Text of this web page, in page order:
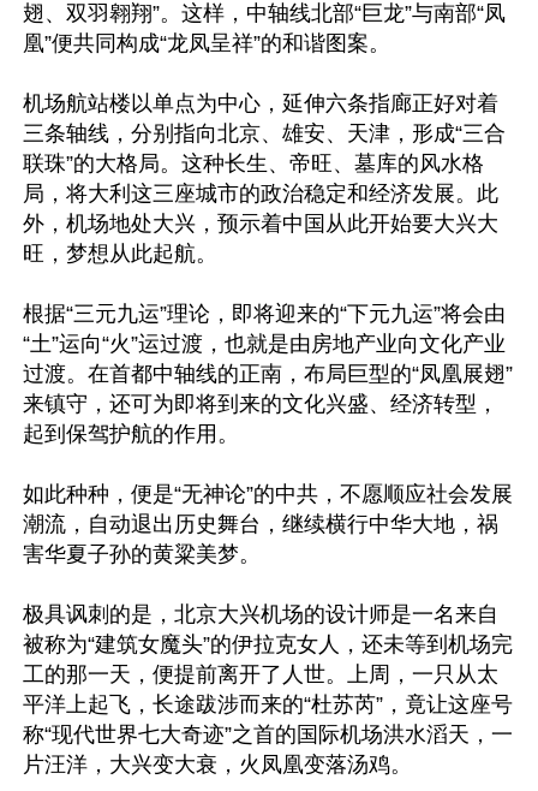
翅、双羽翱翔”。这样，中轴线北部“巨龙”与南部“凤
凰”便共同构成“龙凤呈祥”的和谐图案。
机场航站楼以单点为中心，延伸六条指廊正好对着
三条轴线，分别指向北京、雄安、天津，形成“三合
联珠”的大格局。这种长生、帝旺、墓库的风水格
局，将大利这三座城市的政治稳定和经济发展。此
外，机场地处大兴，预示着中国从此开始要大兴大
旺，梦想从此起航。
根据“三元九运”理论，即将迎来的“下元九运”将会由
“土”运向“火”运过渡，也就是由房地产业向文化产业
过渡。在首都中轴线的正南，布局巨型的“凤凰展翅”
来镇守，还可为即将到来的文化兴盛、经济转型，
起到保驾护航的作用。
如此种种，便是“无神论”的中共，不愿顺应社会发展
潮流，自动退出历史舞台，继续横行中华大地，祸
害华夏子孙的黄粱美梦。
极具讽刺的是，北京大兴机场的设计师是一名来自
被称为“建筑女魔头”的伊拉克女人，还未等到机场完
工的那一天，便提前离开了人世。上周，一只从太
平洋上起飞，长途跋涉而来的“杜苏芮”，竟让这座号
称“现代世界七大奇迹”之首的国际机场洪水滔天，一
片汪洋，大兴变大衰，火凤凰变落汤鸡。